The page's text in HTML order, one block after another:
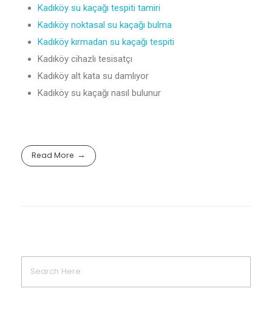
Kadıköy su kaçağı tespiti tamiri
Kadıköy noktasal su kaçağı bulma
Kadıköy kırmadan su kaçağı tespiti
Kadıköy cihazlı tesisatçı
Kadıköy alt kata su damlıyor
Kadıköy su kaçağı nasıl bulunur
Read More